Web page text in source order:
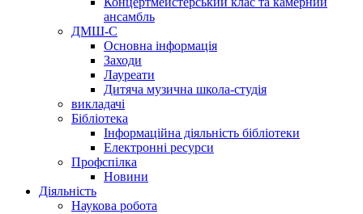
ансамбль
ДМШ-С
Основна інформація
Заходи
Лауреати
Дитяча музична школа-студія
викладачі
Бібліотека
Інформаційна діяльність бібліотеки
Електронні ресурси
Профспілка
Новини
Діяльність
Наукова робота